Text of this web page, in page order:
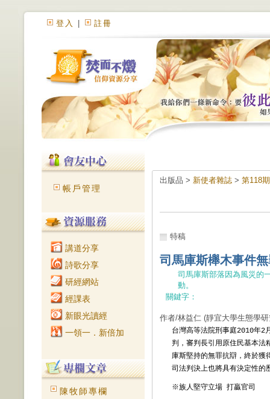
登入 註冊
帳戶管理
講道分享
詩歌分享
研經網站
經課表
新眼光讀經
一領一．新倍加
陳牧師專欄
出版品 > 新使者雜誌 > 第118
特稿
司馬庫斯櫸木事件
司馬庫斯部落因為風災的
動。
關鍵字：
作者/林益仁 (靜宜大學生態學
台灣高等法院刑事庭2010年2
判，審判長引用原住民基本法
庫斯堅持的無罪抗辯，終於獲
司法判決上也將具有決定性的
※族人堅守立場 打贏官司